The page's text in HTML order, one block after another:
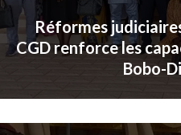
Réformes
CGD renforce les
Bobo-